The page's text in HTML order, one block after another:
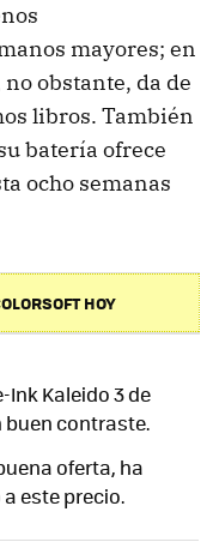
mayores; en
no obstante, da de
libros. También
batería ofrece
ocho semanas
HOY
Ink Kaleido 3 de
buen contraste.
oferta, ha
este precio.